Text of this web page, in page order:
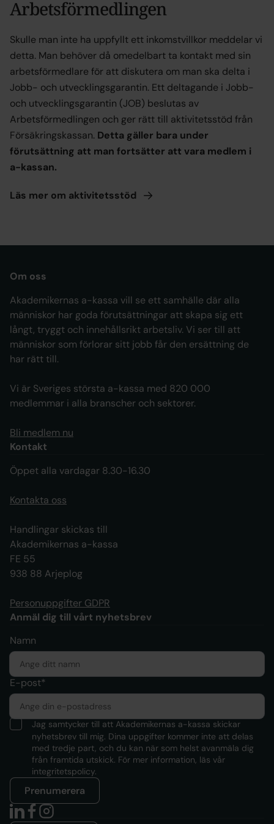
Arbetsförmedlingen
Skulle man inte ha uppfyllt ett inkomstvillkor meddelar vi
detta. Man behöver då omedelbart ta kontakt med sin
arbetsförmedlare för att diskutera om man ska delta i
Jobb- och utvecklingsgarantin. Ett deltagande i Jobb-
och utvecklingsgarantin (JOB) beslutas av
Arbetsförmedlingen och ger rätt till aktivitetsstöd från
Försäkringskassan. Detta gäller bara under
förutsättning att man fortsätter att vara medlem i
a-kassan.
Läs mer om aktivitetsstöd
Om oss
Akademikernas a-kassa vill se ett samhälle där alla
människor har goda förutsättningar att skapa sig ett
långt, tryggt och innehållsrikt arbetsliv. Vi ser till att
människor som förlorar sitt jobb får den ersättning de
har rätt till.
Vi är Sveriges största a-kassa med 820 000
medlemmar i alla branscher och sektorer.
Bli medlem nu
Kontakt
Öppet alla vardagar 8.30-16.30
Kontakta oss
Handlingar skickas till
Akademikernas a-kassa
FE 55
938 88 Arjeplog
Personuppgifter GDPR
Anmäl dig till vårt nyhetsbrev
Namn
E-post*
Jag samtycker till att Akademikernas a-kassa skickar
nyhetsbrev till mig. Dina uppgifter kommer inte att delas
med tredje part, och du kan när som helst avanmäla dig
från framtida utskick. För mer information, läs vår
integritetspolicy.
Prenumerera